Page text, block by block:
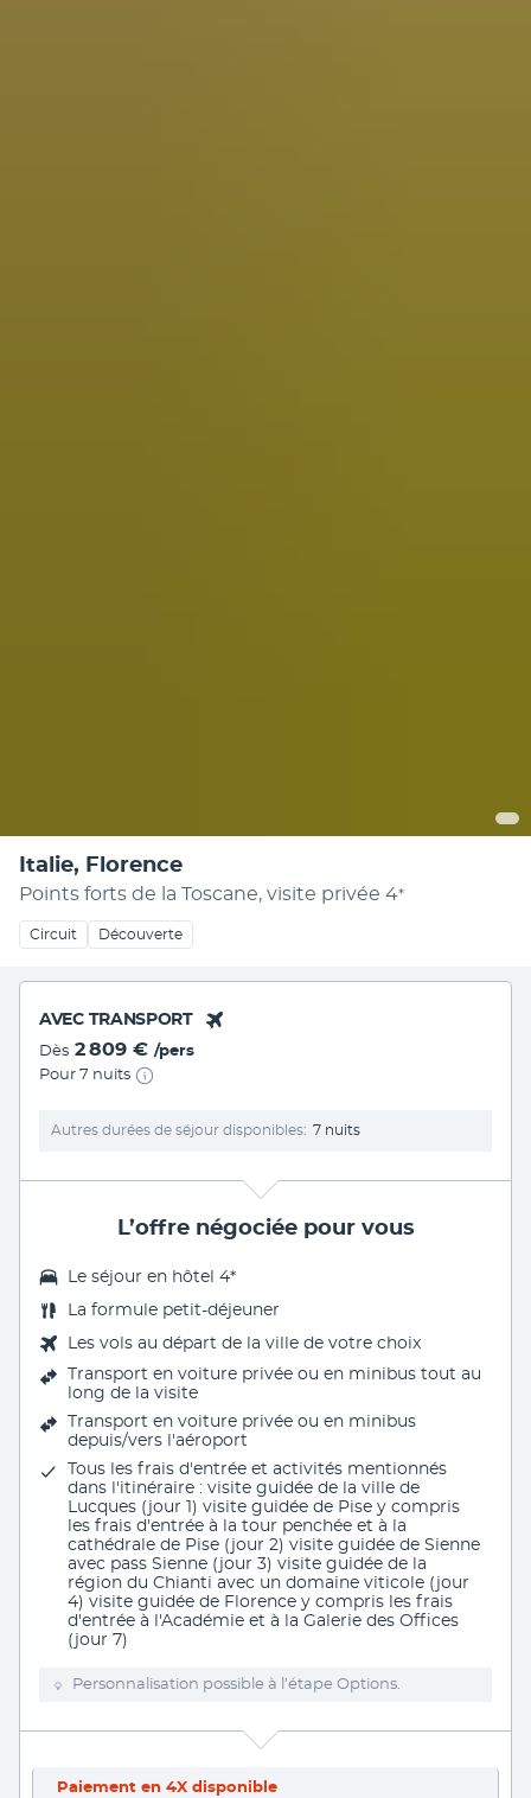
Italie, Florence
Points forts de la Toscane, visite privée 4*
Circuit Découverte
AVEC TRANSPORT
Dès 2 809 € /pers
Pour 7 nuits
Autres durées de séjour disponibles 7 nuits
L’offre négociée pour vous
Le séjour en hôtel 4*
La formule petit-déjeuner
Les vols au départ de la ville de votre choix
Transport en voiture privée ou en minibus tout au
long de la visite
Transport en voiture privée ou en minibus
depuis/vers l'aéroport
Tous les frais d'entrée et activités mentionnés
dans l'itinéraire : visite guidée de la ville de
Lucques (jour 1) visite guidée de Pise y compris
les frais d'entrée à la tour penchée et à la
cathédrale de Pise (jour 2) visite guidée de Sienne
avec pass Sienne (jour 3) visite guidée de la
région du Chianti avec un domaine viticole (jour
4) visite guidée de Florence y compris les frais
d'entrée à l'Académie et à la Galerie des Offices
(jour 7)
Personnalisation possible à l’étape Options.
Paiement en 4X disponible